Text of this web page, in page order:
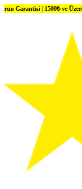
| 1500₺ ve Üzeri Kargo